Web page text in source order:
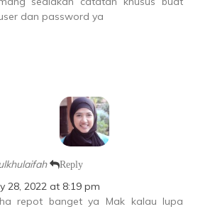
dan password ya
Reply
28, 2022 at 8:19 pm
repot banget ya Mak kalau lupa